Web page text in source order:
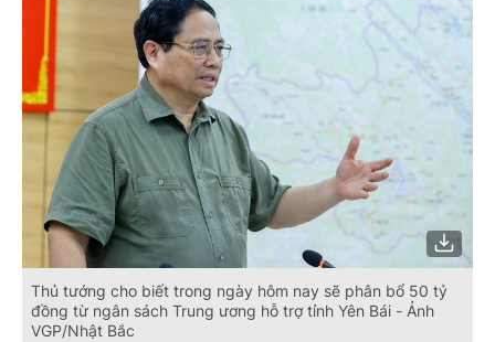
Thủ tướng cho biết trong ngày hôm nay sẽ phân bổ 50 tỷ
đồng từ ngân sách Trung ương hỗ trợ tỉnh Yên Bái - Ảnh
VGP/Nhật Bắc